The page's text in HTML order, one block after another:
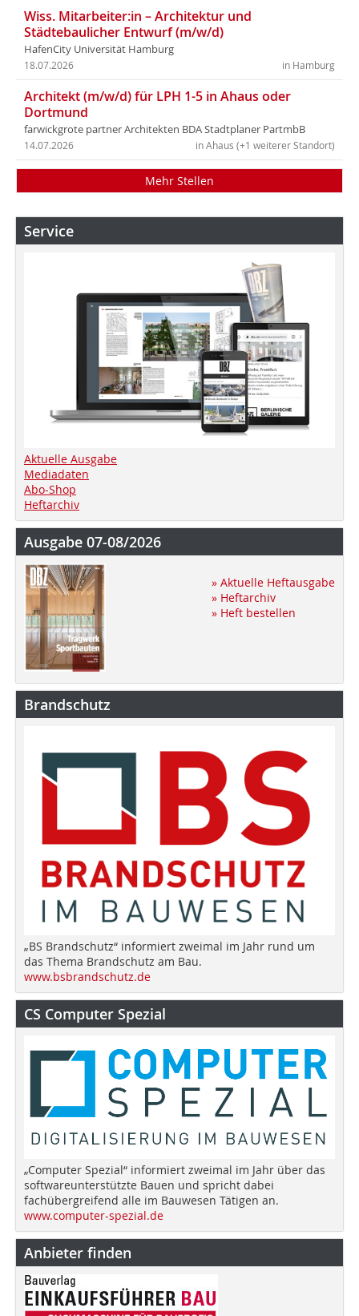
Wiss. Mitarbeiter:in – Architektur und
Städtebaulicher Entwurf (m/w/d)
HafenCity Universität Hamburg
in Hamburg
18.07.2026
Architekt (m/w/d) für LPH 1-5 in Ahaus oder
Dortmund
farwickgrote partner Architekten BDA Stadtplaner PartmbB
in Ahaus (+1 weiterer Standort)
14.07.2026
Mehr Stellen
Service
Aktuelle Ausgabe
Mediadaten
Abo-Shop
Heftarchiv
Ausgabe 07-08/2026
» Aktuelle Heftausgabe
» Heftarchiv
» Heft bestellen
Brandschutz
„BS Brandschutz“ informiert zweimal im Jahr rund um
das Thema Brandschutz am Bau.
www.bsbrandschutz.de
CS Computer Spezial
„Computer Spezial“ informiert zweimal im Jahr über das
softwareunterstützte Bauen und spricht dabei
fachübergreifend alle im Bauwesen Tätigen an.
www.computer-spezial.de
Anbieter finden